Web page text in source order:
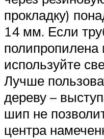
прокладку)
14 мм. Если
используйте
Лучше
дереву –
шип не
центра